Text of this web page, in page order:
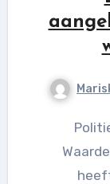
Politieonderzoek naar Overval op